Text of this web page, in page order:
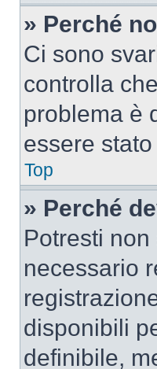
» Perché
Ci sono
controlla
problema è
essere
Top
» Perché
Potresti
necessario
disponibili
definibile,